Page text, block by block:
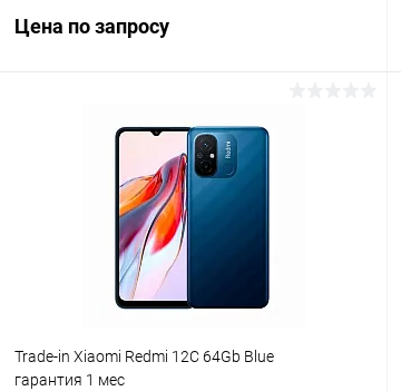
Цена по запросу
Trade-in Xiaomi Redmi 12C 64Gb Blue
гарантия 1 мес